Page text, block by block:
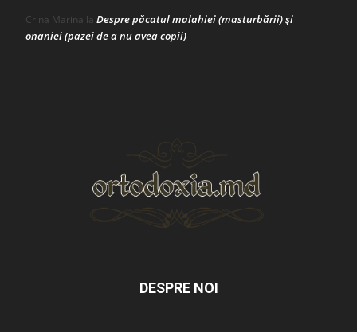
Crina Marina la Despre păcatul malahiei (masturbării) şi
onaniei (pazei de a nu avea copii)
DESPRE NOI